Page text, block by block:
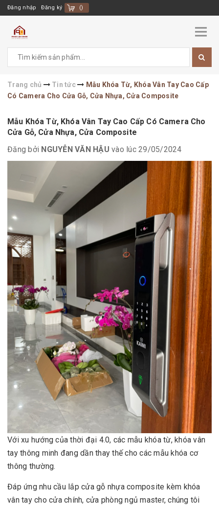
Đăng nhập Đăng ký ()
Trang chủ Tin tức
Mẫu Khóa Từ, Khóa Vân Tay Cao Cấp
Có Camera Cho Cửa Gỗ, Cửa Nhựa, Cửa Composite
Mẫu Khóa Từ, Khóa Vân Tay Cao Cấp Có Camera Cho
Cửa Gỗ, Cửa Nhựa, Cửa Composite
Đăng bởi NGUYỄN VĂN HẬU vào lúc 29/05/2024
Với xu hướng của thời đại 4.0, các mẫu khóa từ, khóa vân
tay thông minh đang dần thay thế cho các mẫu khóa cơ
thông thường.
Đáp ứng nhu cầu lắp cửa gỗ nhựa composite kèm khóa
vân tay cho cửa chính, cửa phòng ngủ master, chúng tôi